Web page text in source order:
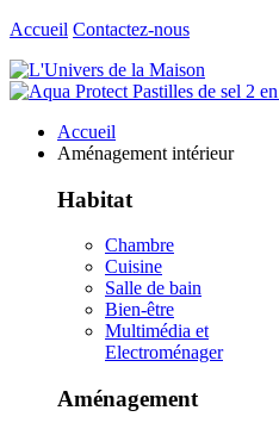
Accueil Contactez-nous
Accueil
Aménagement intérieur
Habitat
Chambre
Cuisine
Salle de bain
Bien-être
Multimédia et
Electroménager
Aménagement